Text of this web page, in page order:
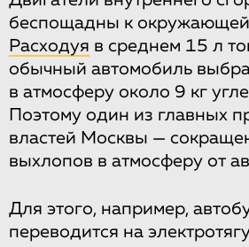
беспощадны к окружающей
Расходуя в среднем 15 л
обычный автомобиль
в атмосферу около 9 кг
Поэтому один из главных
властей Москвы —
выхлопов в атмосферу от
Для этого, например,
переводится на